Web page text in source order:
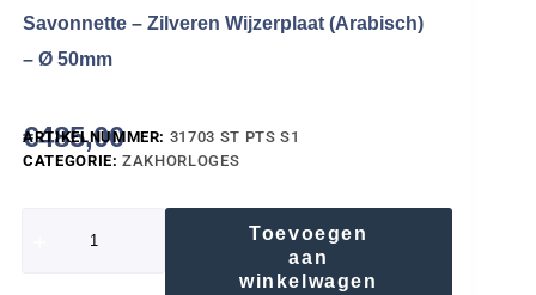
Savonnette – Zilveren Wijzerplaat (Arabisch)
– Ø 50mm
€485,00
ARTIKELNUMMER: 31703 ST PTS S1
CATEGORIE:ZAKHORLOGES
Toevoegen
aan
winkelwagen